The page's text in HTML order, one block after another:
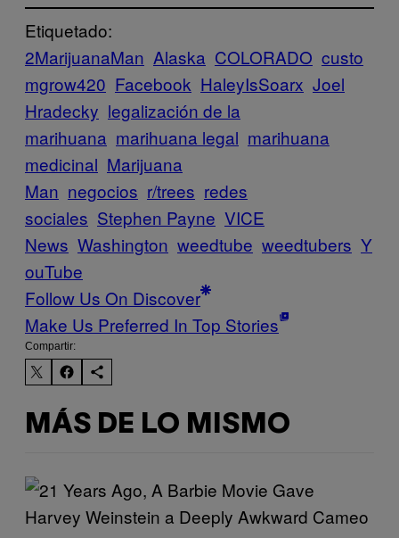
Etiquetado:
2MarijuanaMan Alaska COLORADO custo
mgrow420 Facebook HaleyIsSoarx Joel
Hradecky legalización de la
marihuana marihuana legal marihuana
medicinal Marijuana
Man negocios r/trees redes
sociales Stephen Payne VICE
News Washington weedtube weedtubers Y
ouTube
Follow Us On Discover
Make Us Preferred In Top Stories
Compartir:
MÁS DE LO MISMO